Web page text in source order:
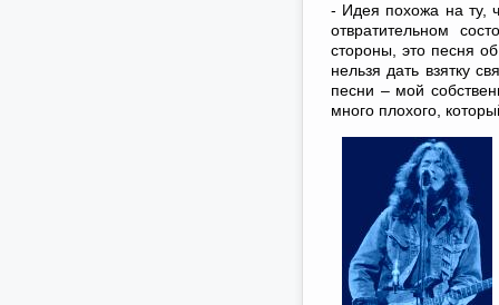
- Идея похожа на ту,
отвратительном
стороны, это песня
нельзя дать взятку
песни – мой
много плохого,